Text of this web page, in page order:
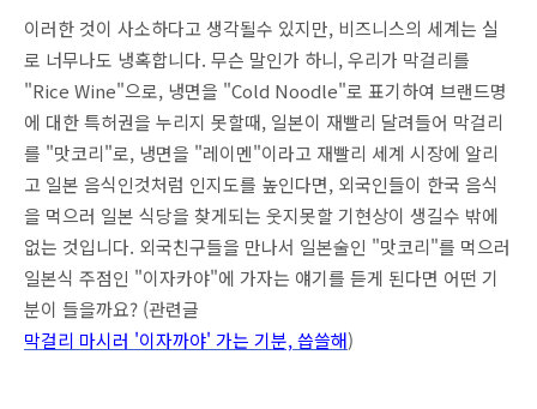
이러한 것이 사소하다고 생각될수 있지만, 비즈니스의 세계는 실
로 너무나도 냉혹합니다. 무슨 말인가 하니, 우리가 막걸리를
"Rice Wine"으로, 냉면을 "Cold Noodle"로 표기하여 브랜드명
에 대한 특허권을 누리지 못할때, 일본이 재빨리 달려들어 막걸리
를 "맛코리"로, 냉면을 "레이멘"이라고 재빨리 세계 시장에 알리
고 일본 음식인것처럼 인지도를 높인다면, 외국인들이 한국 음식
을 먹으러 일본 식당을 찾게되는 웃지못할 기현상이 생길수 밖에
없는 것입니다. 외국친구들을 만나서 일본술인 "맛코리"를 먹으러
일본식 주점인 "이자카야"에 가자는 얘기를 듣게 된다면 어떤 기
분이 들을까요? (관련글
막걸리 마시러 '이자까야' 가는 기분, 씁쓸해)